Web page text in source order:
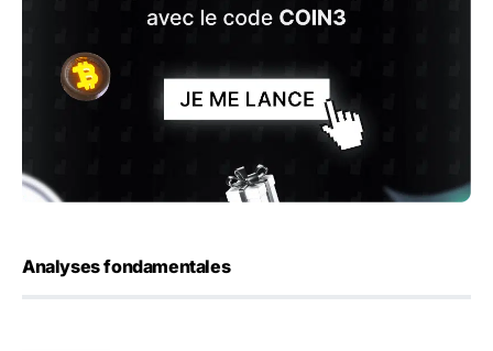
Analyses fondamentales